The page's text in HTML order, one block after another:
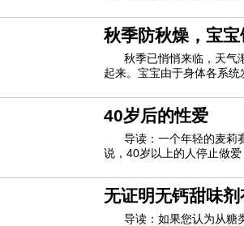
①大豆每100克大豆中含蛋
高，而且是适合人体智力
此，从蛋白质角度看，大
秋季防秋燥，宝
秋季已悄悄来临，天气
起来。宝宝由于身体各系统
避免秋燥呢？秋季适合宝
心菜的维生素C的含量是西
是黄瓜的2倍。包心菜还含
40岁后的性爱
导读：一个年轻的麦莉
说，40岁以上的人停止做爱
认为40岁的老人很老。即
受到了很多媒体的关注，并
您的性欲发生了什么？女
无证明无钙甜味
导读：如果您认为从糖